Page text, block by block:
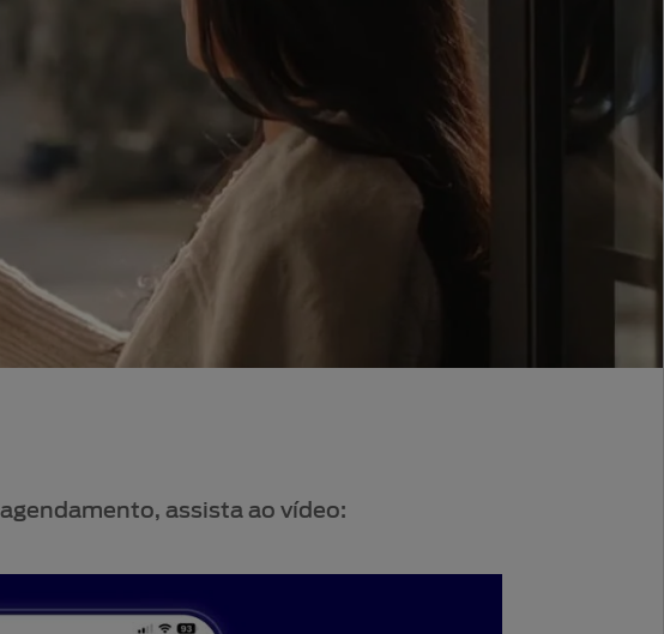
assista ao vídeo: